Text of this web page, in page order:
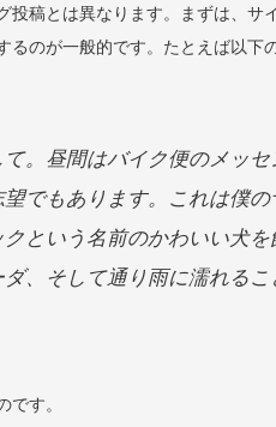
投稿とは異なります。まずは、サ
るのが一般的です。たとえば以下
。昼間はバイク便のメッ
でもあります。これは僕
という名前のかわいい犬
、そして通り雨に濡れるこ
す。